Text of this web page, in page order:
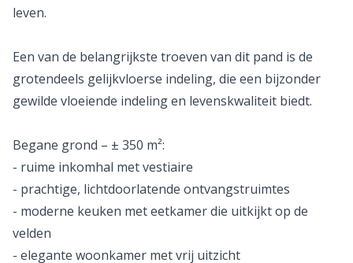
leven.
Een van de belangrijkste troeven van dit pand is de
grotendeels gelijkvloerse indeling, die een bijzonder
gewilde vloeiende indeling en levenskwaliteit biedt.
Begane grond – ± 350 m²:
- ruime inkomhal met vestiaire
- prachtige, lichtdoorlatende ontvangstruimtes
- moderne keuken met eetkamer die uitkijkt op de
velden
- elegante woonkamer met vrij uitzicht